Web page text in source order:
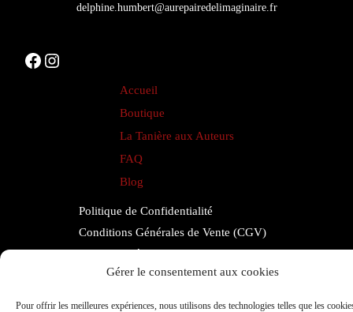
Gérer le consentement aux cookies
Pour offrir les meilleures expériences, nous utilisons des technologies telles que les
complet
delphine.humbert@aurepairedelimaginaire.fr
Facebook
Instagram
Accueil
Boutique
La Tanière aux Auteurs
FAQ
Blog
Politique de Confidentialité
Conditions Générales de Vente (CGV)
Mentions Légales
Contact